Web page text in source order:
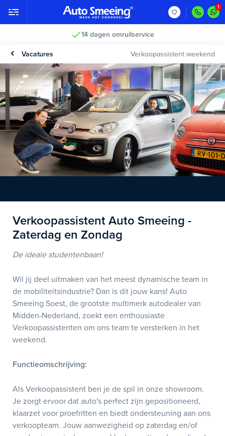
14 dagen omruilservice
Vacatures Verkoopassistent weekend
Verkoopassistent Auto Smeeing -
Zaterdag en Zondag
De ideale studentenbaan!
Wil jij deel uitmaken van het meest dynamische team in
de mobiliteitsindustrie? Dan is dit jouw kans! Auto
Smeeing Soest, de grootste multimerk autodealer van
Midden-Nederland, zoekt een enthousiaste
Verkoopassistenten om ons team te versterken in het
weekend.
Functieomschrijving:
Als Verkoopassistent ben je de spil in onze showroom.
Je zorgt ervoor dat auto's perfect zijn gepositioneerd,
klaarzet voor proefritten en biedt ondersteuning aan ons
verkoopteam. Jouw aanwezigheid op zaterdag en/of